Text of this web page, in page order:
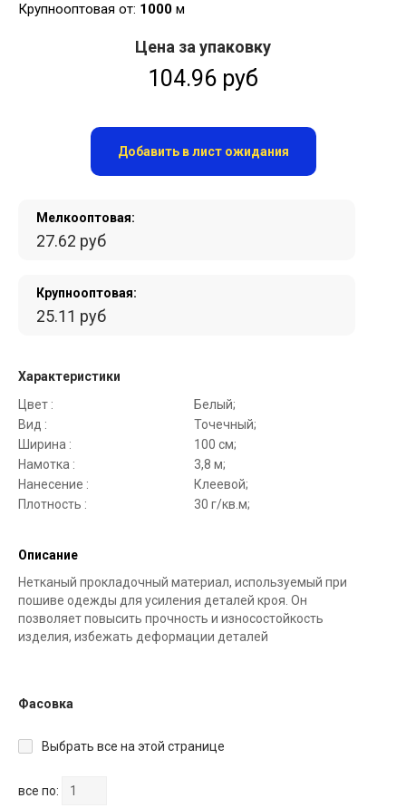
Крупнооптовая от: 1000 м
Мелкооптовая:
27.62 руб
Крупнооптовая:
25.11 руб
Характеристики
Цвет :
Белый;
Вид :
Точечный;
Ширина :
100 см;
Намотка :
3,8 м;
Нанесение :
Клеевой;
Плотность :
30 г/кв.м;
Описание
Нетканый прокладочный материал, используемый при
пошиве одежды для усиления деталей кроя. Он
позволяет повысить прочность и износостойкость
изделия, избежать деформации деталей
Цена за упаковку
104.96 руб
Добавить в лист ожидания
Фасовка
Выбрать все на этой странице
все по: